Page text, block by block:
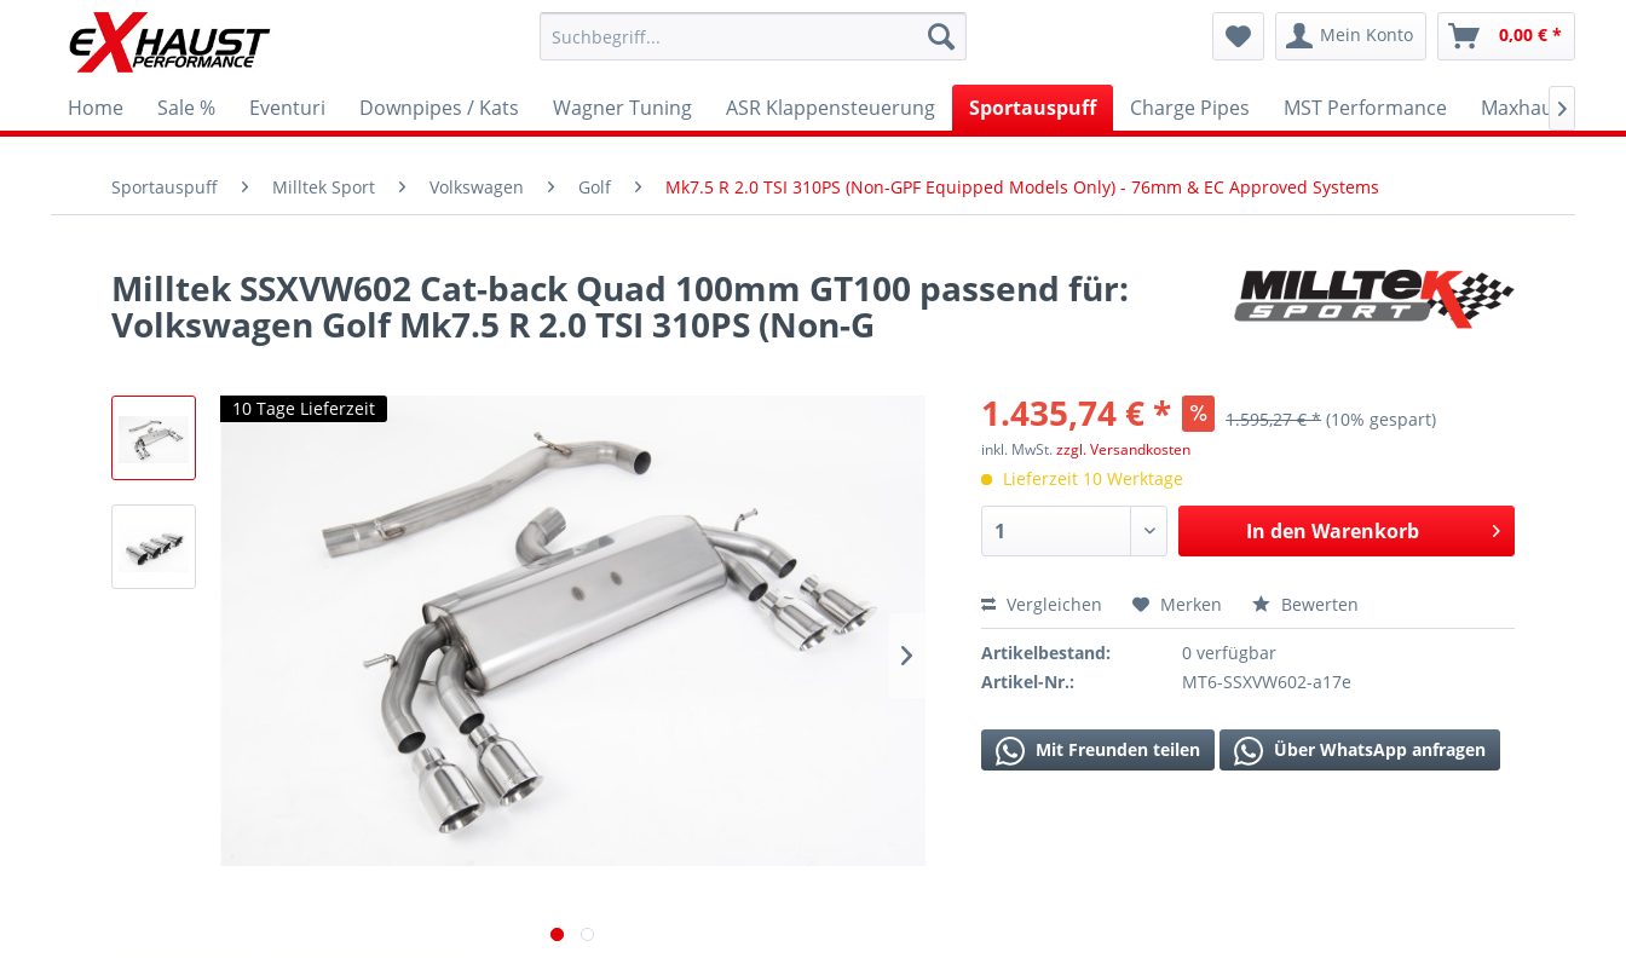
Mein Konto 0,00 € *
Home Sale % Eventuri Downpipes / Kats Wagner Tuning ASR Klappensteuerung Sportauspuff Charge Pipes MST Performance Maxhaust

Sportauspuff Milltek Sport Volkswagen Golf Mk7.5 R 2.0 TSI 310PS (Non-GPF Equipped Models Only) - 76mm & EC Approved Systems
Milltek SSXVW602 Cat-back Quad 100mm GT100 passend für:
Volkswagen Golf Mk7.5 R 2.0 TSI 310PS (Non-G
10 Tage Lieferzeit 1.435,74 € * 1.595,27 € * (10% gespart)
inkl. MwSt.zzgl. Versandkosten
Lieferzeit 10 Werktage
In den Warenkorb
Vergleichen Merken Bewerten
Artikelbestand:
0 verfügbar
Artikel-Nr.:
MT6-SSXVW602-a17e
Mit Freunden teilen Über WhatsApp anfragen